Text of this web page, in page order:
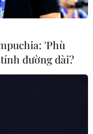
'Phù
đường dài?